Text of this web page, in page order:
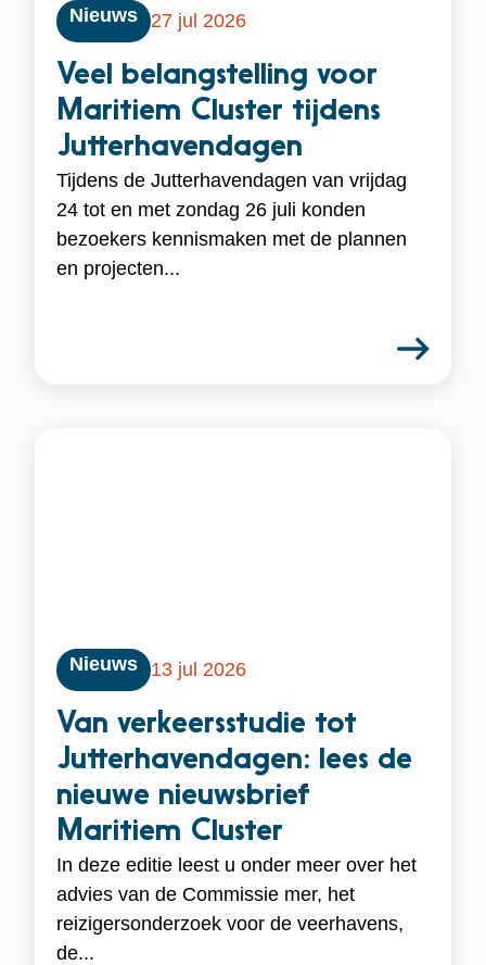
Nieuws 27 jul 2026
Veel belangstelling voor
Maritiem Cluster tijdens
Jutterhavendagen
Tijdens de Jutterhavendagen van vrijdag
24 tot en met zondag 26 juli konden
bezoekers kennismaken met de plannen
en projecten...
Nieuws 13 jul 2026
Van verkeersstudie tot
Jutterhavendagen: lees de
nieuwe nieuwsbrief
Maritiem Cluster
In deze editie leest u onder meer over het
advies van de Commissie mer, het
reizigersonderzoek voor de veerhavens,
de...